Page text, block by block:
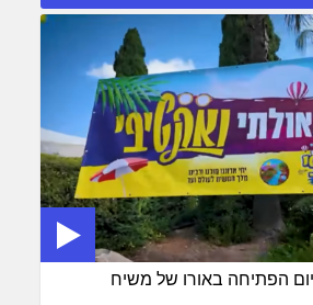
הפתיחה באורו של משיח